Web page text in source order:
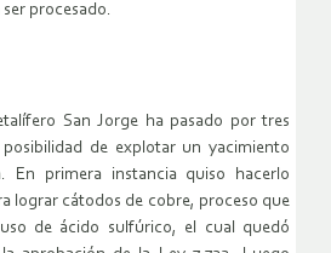
procesado.
San Jorge ha pasado por tres
de explotar un yacimiento
En primera instancia quiso hacerlo
lograr cátodos de cobre, proceso que
de ácido sulfúrico, el cual quedó